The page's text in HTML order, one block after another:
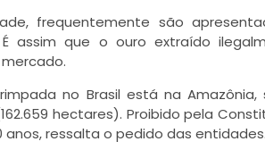
frequentemente são
assim que o ouro extraído
no Brasil está na
hectares). Proibido pela
anos, ressalta o pedido das entidades.